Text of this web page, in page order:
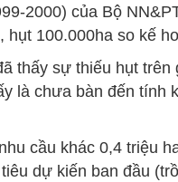
2000) của Bộ
hụt 100.000ha so kế
thấy sự thiếu hụt trên
là chưa bàn đến tính
cầu khác 0,4 triệu
dự kiến ban đầu